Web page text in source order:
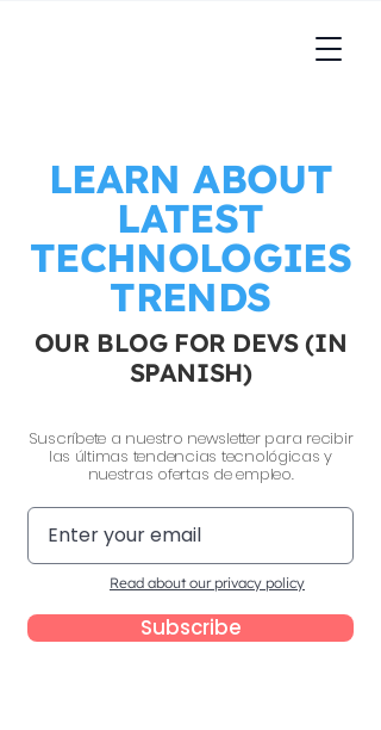
LEARN ABOUT
LATEST
TECHNOLOGIES
TRENDS
OUR BLOG FOR DEVS (IN
SPANISH)
Suscríbete a nuestro newsletter para recibir
las últimas tendencias tecnológicas y
nuestras ofertas de empleo.
Read about our privacy policy
Subscribe